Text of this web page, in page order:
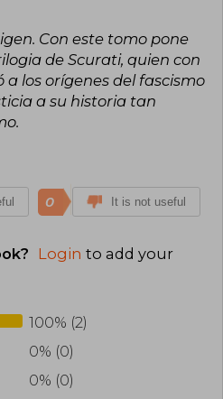
Con este tomo pone
de Scurati, quien con
los orígenes del fascismo
a su historia tan
0 It is not useful
Login to add your
100% (2)
0% (0)
0% (0)